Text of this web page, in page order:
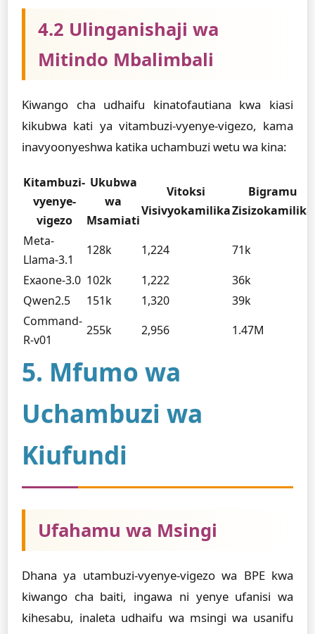
4.2 Ulinganishaji wa
Mitindo Mbalimbali
Kiwango cha udhaifu kinatofautiana kwa kiasi
kikubwa kati ya vitambuzi-vyenye-vigezo, kama
inavyoonyeshwa katika uchambuzi wetu wa kina:
Kitambuzi-
vyenye-
vigezo
Ukubwa
wa
Msamiati
Vitoksi
Visivyokamilika
Bigramu
Zisizokamilika
Meta-
Llama-3.1
128k 1,224
71k
Exaone-3.0 102k 1,222
36k
Qwen2.5
151k 1,320
39k
Command-
R-v01
255k 2,956 1.47M
5. Mfumo wa
Uchambuzi wa
Kiufundi
Ufahamu wa Msingi
Dhana ya utambuzi-vyenye-vigezo wa BPE kwa
kiwango cha baiti, ingawa ni yenye ufanisi wa
kihesabu, inaleta udhaifu wa msingi wa usanifu